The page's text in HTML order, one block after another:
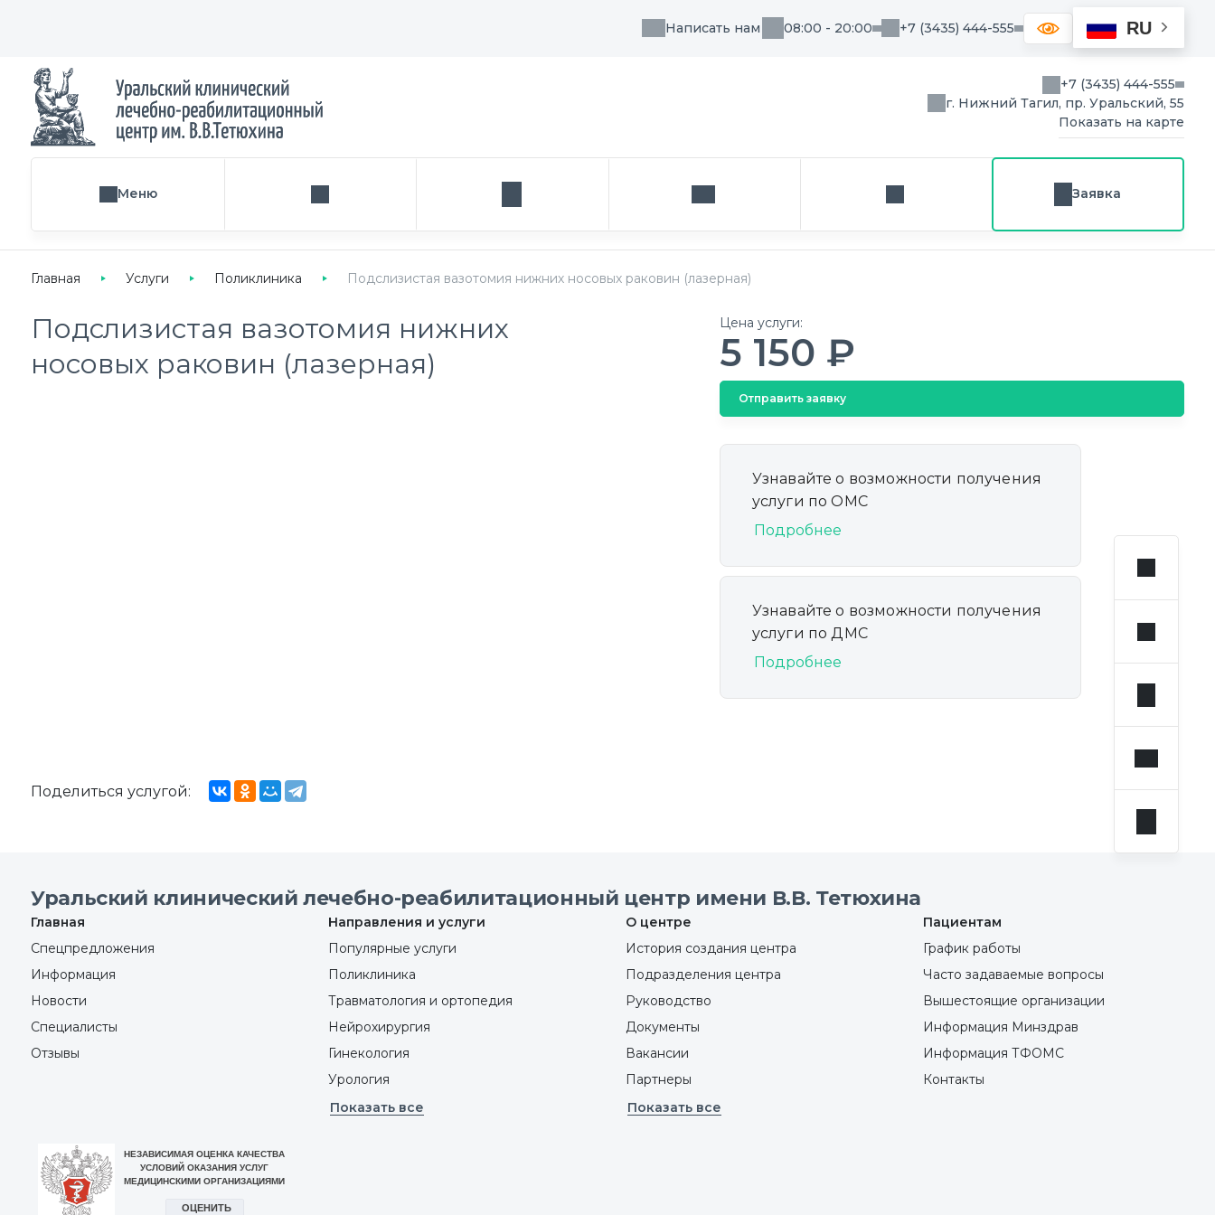
Написать нам 08:00 - 20:00 +7 (3435) 444-555 RU
+7 (3435) 444-555
г. Нижний Тагил, пр. Уральский, 55
Показать на карте
Меню Поиск услуги, направления или врача Написать нам Заказ звонка Заявка
Главная Услуги Поликлиника Подслизистая вазотомия нижних носовых раковин (лазерная)
Подслизистая вазотомия нижних
носовых раковин (лазерная)
Цена услуги:
5 150 ₽
Отправить заявку
Узнавайте о возможности получения
услуги по ОМС
Подробнее
Узнавайте о возможности получения
услуги по ДМС
Подробнее
Поделиться услугой:
Уральский клинический лечебно-реабилитационный центр имени В.В. Тетюхина
Главная
Спецпредложения
Информация
Новости
Специалисты
Отзывы
Направления и услуги
Популярные услуги
Поликлиника
Травматология и ортопедия
Нейрохирургия
Гинекология
Урология
Показать все
О центре
История создания центра
Подразделения центра
Руководство
Документы
Вакансии
Партнеры
Показать все
Пациентам
График работы
Часто задаваемые вопросы
Вышестоящие организации
Информация Минздрав
Информация ТФОМС
Контакты